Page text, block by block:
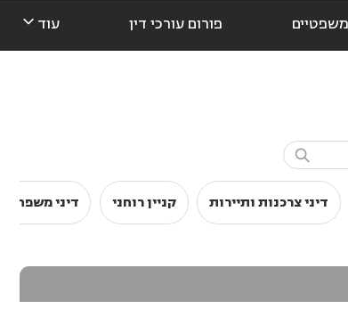
פורום עורכי דין עוד 

דיני צרכנות ותיירות קניין רוחני דיני משפחה